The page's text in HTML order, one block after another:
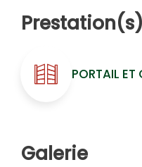
Prestation(s)
PORTAIL ET
Galerie